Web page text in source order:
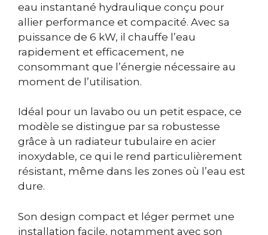
eau instantané hydraulique conçu pour
allier performance et compacité. Avec sa
puissance de 6 kW, il chauffe l’eau
rapidement et efficacement, ne
consommant que l’énergie nécessaire au
moment de l’utilisation.
Idéal pour un lavabo ou un petit espace, ce
modèle se distingue par sa robustesse
grâce à un radiateur tubulaire en acier
inoxydable, ce qui le rend particulièrement
résistant, même dans les zones où l’eau est
dure.
Son design compact et léger permet une
installation facile, notamment avec son